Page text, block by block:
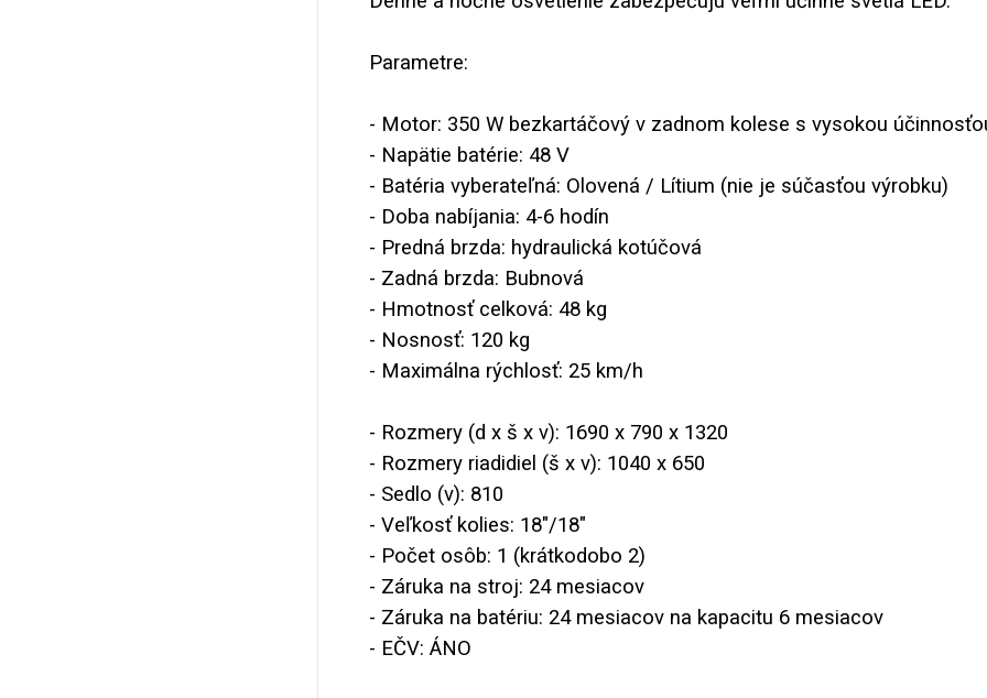
Parametre:
- Motor: 350 W bezkartáčový v zadnom kolese s vysokou
- Napätie batérie: 48 V
- Batéria vyberateľná: Olovená / Lítium (nie je súčasťou výrobku)
- Doba nabíjania: 4-6 hodín
- Predná brzda: hydraulická kotúčová
- Zadná brzda: Bubnová
- Hmotnosť celková: 48 kg
- Nosnosť: 120 kg
- Maximálna rýchlosť: 25 km/h
- Rozmery (d x š x v): 1690 x 790 x 1320
- Rozmery riadidiel (š x v): 1040 x 650
- Sedlo (v): 810
- Veľkosť kolies: 18"/18"
- Počet osôb: 1 (krátkodobo 2)
- Záruka na stroj: 24 mesiacov
- Záruka na batériu: 24 mesiacov na kapacitu 6 mesiacov
- EČV: ÁNO